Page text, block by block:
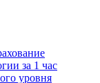
за 1 час
уровня